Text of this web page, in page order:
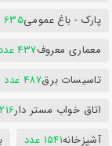
پارک - باغ عمومی635 عدد
معماری معروف437 عدد
تاسیسات برق487 عدد
اتاق خواب مستر دار216 عدد
آشپزخانه1541 عدد